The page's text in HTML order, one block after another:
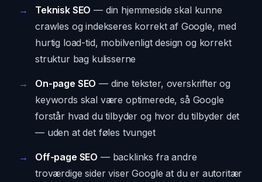
Teknisk SEO — din hjemmeside skal kunne
crawles og indekseres korrekt af Google, med
hurtig load-tid, mobilvenligt design og korrekt
struktur bag kulisserne
On-page SEO — dine tekster, overskrifter og
keywords skal være optimerede, så Google
forstår hvad du tilbyder og hvor du tilbyder det
— uden at det føles tvunget
Off-page SEO — backlinks fra andre
troværdige sider viser Google at du er autoritær